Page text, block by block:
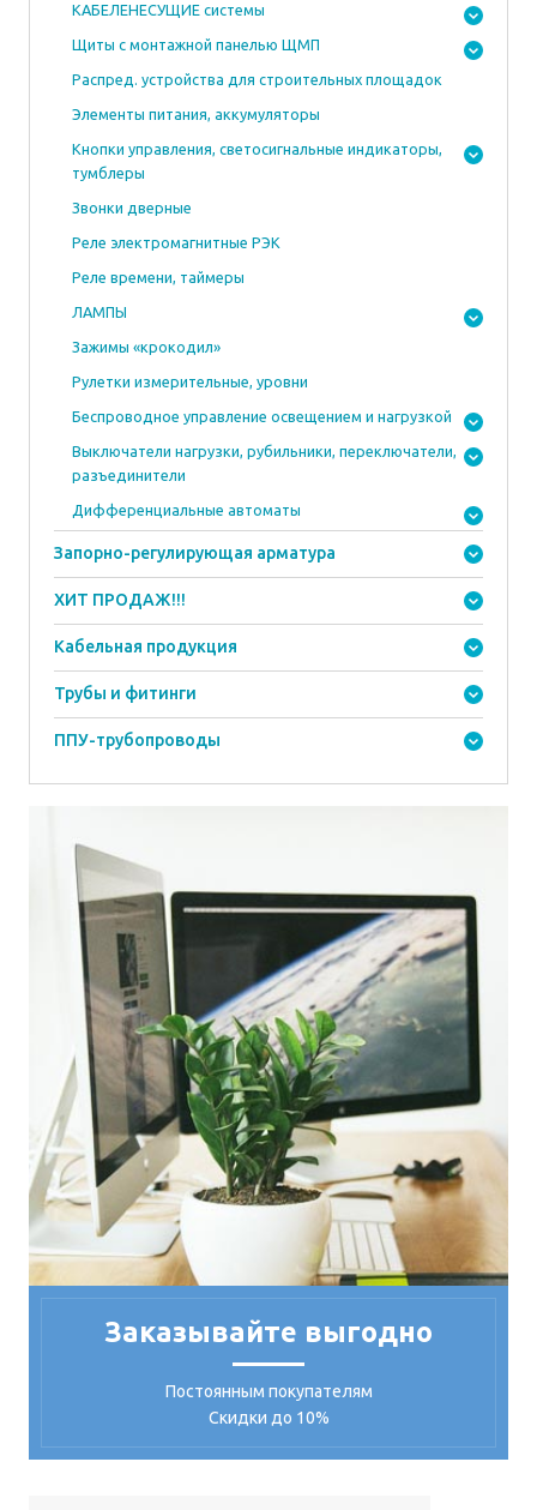
КАБЕЛЕНЕСУЩИЕ системы
Щиты с монтажной панелью ЩМП
Распред. устройства для строительных площадок
Элементы питания, аккумуляторы
Кнопки управления, светосигнальные индикаторы,
тумблеры
Звонки дверные
Реле электромагнитные РЭК
Реле времени, таймеры
ЛАМПЫ
Зажимы «крокодил»
Рулетки измерительные, уровни
Беспроводное управление освещением и нагрузкой
Выключатели нагрузки, рубильники, переключатели,
разъединители
Дифференциальные автоматы
Запорно-регулирующая арматура
ХИТ ПРОДАЖ!!!
Кабельная продукция
Трубы и фитинги
ППУ-трубопроводы
Заказывайте выгодно
Постоянным покупателям
Скидки до 10%